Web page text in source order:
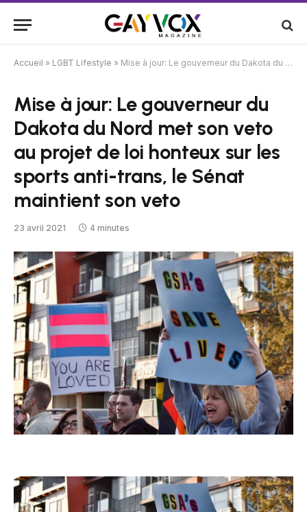
Accueil » LGBT Lifestyle » Mise à jour: Le gouverneur du Dakota du Nord met son veto au projet de loi honteux sur les sports anti-trans, le Sénat maintient son veto
Mise à jour: Le gouverneur du
Dakota du Nord met son veto
au projet de loi honteux sur les
sports anti-trans, le Sénat
maintient son veto
23 avril 2021 4 minutes